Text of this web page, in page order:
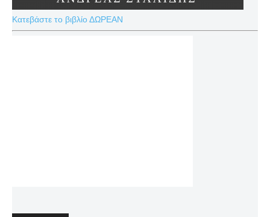
Κατεβάστε το βιβλίο ΔΩΡΕΑΝ